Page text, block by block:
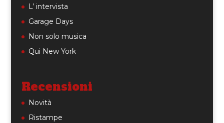
L’ intervista
Garage Days
Non solo musica
Qui New York
Recensioni
Novità
Ristampe